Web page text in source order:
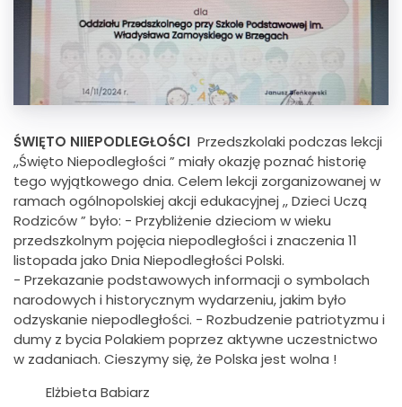
ŚWIĘTO NIIEPODLEGŁOŚCI Przedszkolaki podczas lekcji
,,Święto Niepodległości ” miały okazję poznać historię
tego wyjątkowego dnia. Celem lekcji zorganizowanej w
ramach ogólnopolskiej akcji edukacyjnej ,, Dzieci Uczą
Rodziców ” było: - Przybliżenie dzieciom w wieku
przedszkolnym pojęcia niepodległości i znaczenia 11
listopada jako Dnia Niepodległości Polski.
- Przekazanie podstawowych informacji o symbolach
narodowych i historycznym wydarzeniu, jakim było
odzyskanie niepodległości. - Rozbudzenie patriotyzmu i
dumy z bycia Polakiem poprzez aktywne uczestnictwo
w zadaniach. Cieszymy się, że Polska jest wolna !
Elżbieta Babiarz